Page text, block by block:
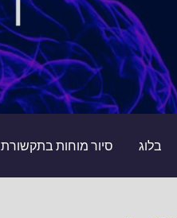
בלוג סיור מוחות בתקשורת